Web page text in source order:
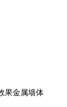
果金属墙体